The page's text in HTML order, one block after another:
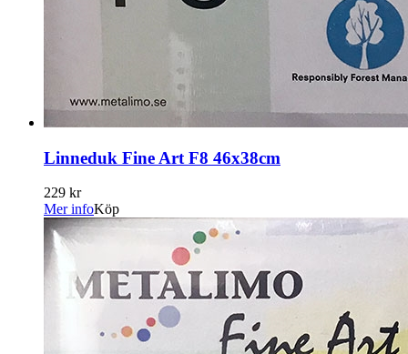
Linneduk Fine Art F8 46x38cm
229 kr
Mer infoKöp